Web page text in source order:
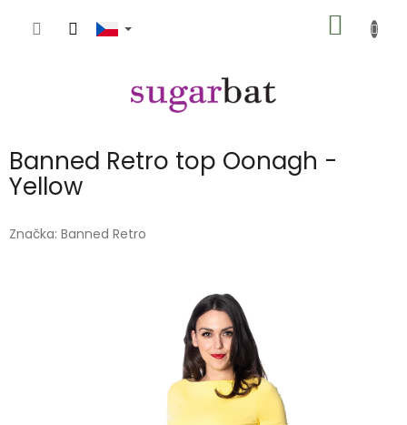
KOŠÍK
Banned Retro top Oonagh -
Yellow
Značka: Banned Retro